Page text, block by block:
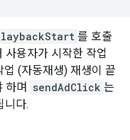
를 호출
사용자가 시작한 작업
(자동재생) 재생이 끝
하며 sendAdClick 는
니다.